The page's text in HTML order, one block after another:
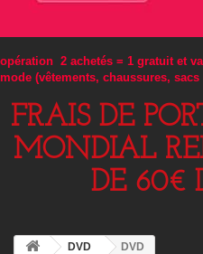
opération 2 achetés = 1 gratuit et
mode (vêtements, chaussures, sacs
FRAIS DE
MONDIAL
DE 60€
DVD DVD